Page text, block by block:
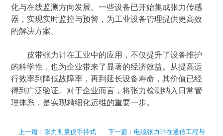
化与在线监测方向发展。一些设备已开始集成张力传感
器，实现实时监控与预警，为工业设备管理提供更高效
的解决方案。
皮带张力计在工业中的应用，不仅提升了设备维护
的科学性，也为企业带来了显著的经济效益。从提高运
行效率到降低故障率，再到延长设备寿命，其价值已经
得到广泛验证。对于企业而言，将张力检测纳入日常管
理体系，是实现精细化运维的重要一步。
上一篇： 张力测量仪手持式 下一篇： 电缆张力计在通信工程与